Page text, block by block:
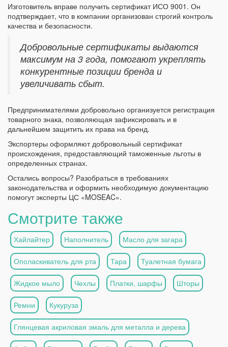
Изготовитель вправе получить сертификат ИСО 9001. Он
подтверждает, что в компании организован строгий контроль
качества и безопасности.
Добровольные сертификаты выдаются
максимум на 3 года, помогают укреплять
конкурентные позиции бренда и
увеличивать сбыт.
Предпринимателями добровольно организуется регистрация
товарного знака, позволяющая зафиксировать и в
дальнейшем защитить их права на бренд.
Экспортеры оформляют добровольный сертификат
происхождения, предоставляющий таможенные льготы в
определенных странах.
Остались вопросы? Разобраться в требованиях
законодательства и оформить необходимую документацию
помогут эксперты ЦС «MOSEAC».
Смотрите также
Хайлайтер Наполнитель Масло для загара
Ополаскиватель для рта Тара Туалетная бумага
Жидкое мыло Чехлы Платки, шарфы Шторы
Ремни Кукуруза
Глянцевая акриловая эмаль для металла и дерева